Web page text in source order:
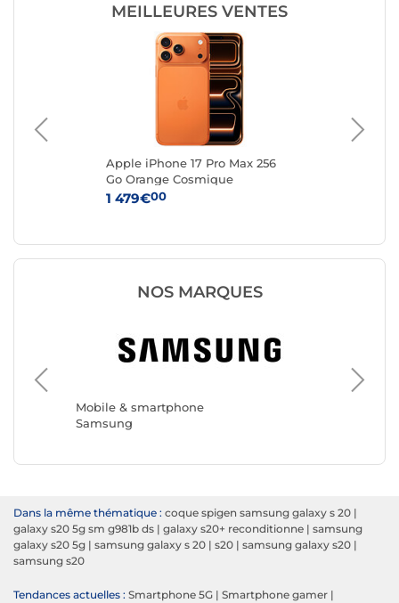
MEILLEURES VENTES
Apple iPhone 17 Pro Max 256
Go Orange Cosmique
1 479€00
NOS MARQUES
Mobile & smartphone
Samsung
Mobile
Apple
Dans la même thématique : coque spigen samsung galaxy s 20 |
galaxy s20 5g sm g981b ds | galaxy s20+ reconditionne | samsung
galaxy s20 5g | samsung galaxy s 20 | s20 | samsung galaxy s20 |
samsung s20
Tendances actuelles : Smartphone 5G | Smartphone gamer |